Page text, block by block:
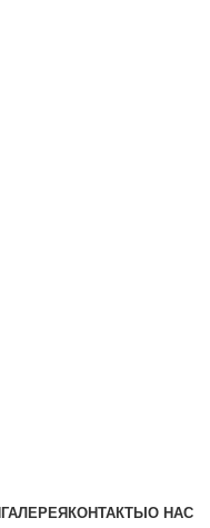
ГАЛЕРЕЯ КОНТАКТЫ О НАС